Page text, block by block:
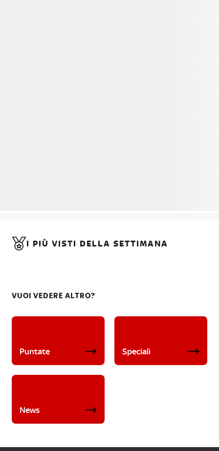
I PIÙ VISTI DELLA SETTIMANA
VUOI VEDERE ALTRO?
Puntate Speciali
News